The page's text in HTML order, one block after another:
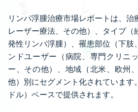
リンパ浮腫治療市場レポートは、治
レーザー療法、その他）、タイプ（
発性リンパ浮腫）、罹患部位（下肢
ンドユーザー（病院、専門クリニ
ー、その他）、地域（北米、欧州
他）別にセグメント化されています
ドル）ベースで提供されます。